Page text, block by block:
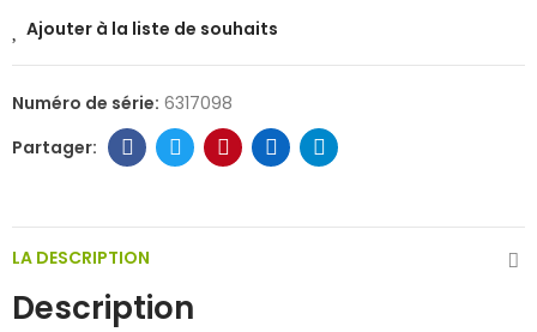
Ajouter à la liste de souhaits
Numéro de série: 6317098
LA DESCRIPTION
Description